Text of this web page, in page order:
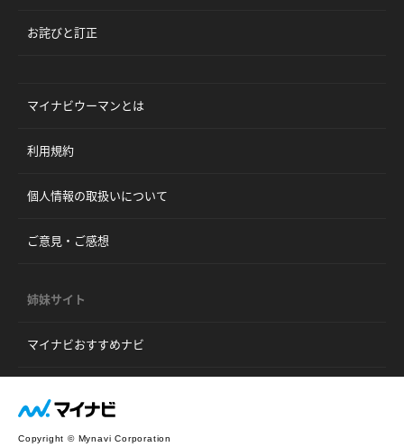
お詫びと訂正
マイナビウーマンとは
利用規約
個人情報の取扱いについて
ご意見・ご感想
姉妹サイト
マイナビおすすめナビ
Copyright © Mynavi Corporation